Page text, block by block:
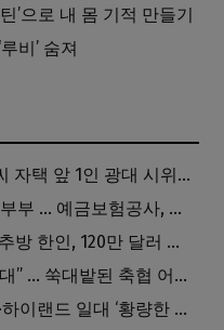
’으로 내 몸 기적 만들기
비’ 숨져
[화제] “내 돈 갚아라” 김원석씨 자택 앞 1인 광대 시위 … 한인 투자사, “108만 달러 못받아”
’10억 빚’ 안갚고 미국 온 한인 부부 … 예금보험공사, 미국서 소송
위조여권으로 미국 재입국한 추방 한인, 120만 달러 은행 사기 행각
[충격] “외국인 심판들에 성접대” … 쑥대밭된 축협 어디까지 추락하나
칙필레마저 문 닫았다 … 선셋·하이랜드 일대 ‘황량한 거리’로